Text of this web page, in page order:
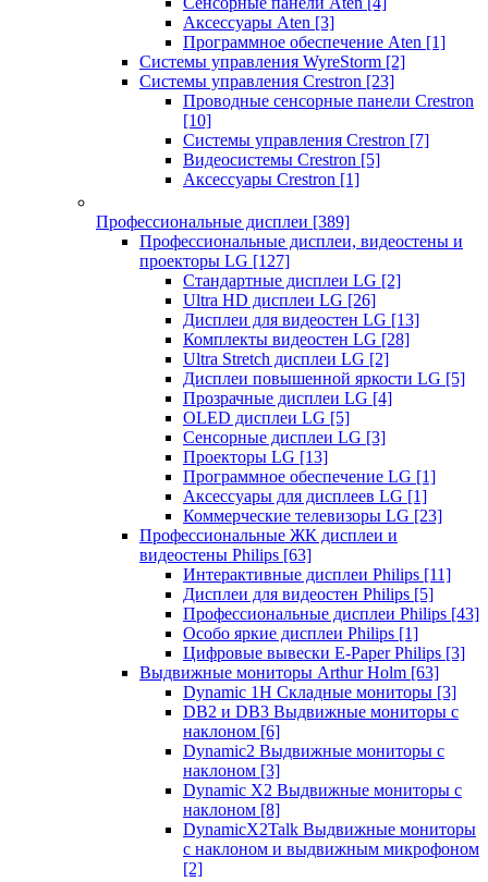
Аксессуары Aten [3]
Программное обеспечение Aten [1]
Системы управления WyreStorm [2]
Системы управления Crestron [23]
Проводные сенсорные панели Crestron
[10]
Системы управления Crestron [7]
Видеосистемы Crestron [5]
Аксессуары Crestron [1]
Профессиональные дисплеи [389]
Профессиональные дисплеи, видеостены и
проекторы LG [127]
Стандартные дисплеи LG [2]
Ultra HD дисплеи LG [26]
Дисплеи для видеостен LG [13]
Комплекты видеостен LG [28]
Ultra Stretch дисплеи LG [2]
Дисплеи повышенной яркости LG [5]
Прозрачные дисплеи LG [4]
OLED дисплеи LG [5]
Сенсорные дисплеи LG [3]
Проекторы LG [13]
Программное обеспечение LG [1]
Аксессуары для дисплеев LG [1]
Коммерческие телевизоры LG [23]
Профессиональные ЖК дисплеи и
видеостены Philips [63]
Интерактивные дисплеи Philips [11]
Дисплеи для видеостен Philips [5]
Профессиональные дисплеи Philips [43]
Особо яркие дисплеи Philips [1]
Цифровые вывески E-Paper Philips [3]
Выдвижные мониторы Arthur Holm [63]
Dynamic 1Н Складные мониторы [3]
DB2 и DB3 Выдвижные мониторы с
наклоном [6]
Dynamic2 Выдвижные мониторы с
наклоном [3]
Dynamic X2 Выдвижные мониторы с
наклоном [8]
DynamicX2Talk Выдвижные мониторы
с наклоном и выдвижным микрофоном
[2]